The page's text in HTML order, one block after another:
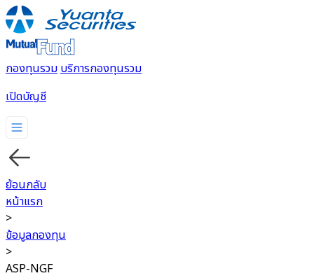
กองทุนรวมบริการกองทุนรวม
เปิดบัญชี
กองทุนรวม
ย้อนกลับ
หน้าแรก
>
ข้อมูลกองทุน
>
ASP-NGF